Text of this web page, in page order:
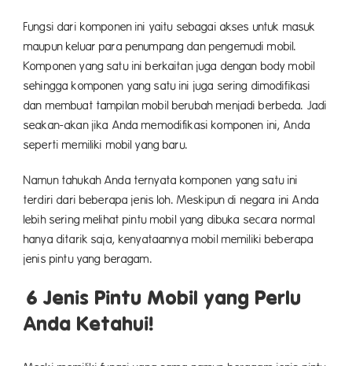
Fungsi dari komponen ini yaitu sebagai akses untuk masuk
maupun keluar para penumpang dan pengemudi mobil.
Komponen yang satu ini berkaitan juga dengan body mobil
sehingga komponen yang satu ini juga sering dimodifikasi
dan membuat tampilan mobil berubah menjadi berbeda. Jadi
seakan-akan jika Anda memodifikasi komponen ini, Anda
seperti memiliki mobil yang baru.
Namun tahukah Anda ternyata komponen yang satu ini
terdiri dari beberapa jenis loh. Meskipun di negara ini Anda
lebih sering melihat pintu mobil yang dibuka secara normal
hanya ditarik saja, kenyataannya mobil memiliki beberapa
jenis pintu yang beragam.
6 Jenis Pintu Mobil yang Perlu
Anda Ketahui!